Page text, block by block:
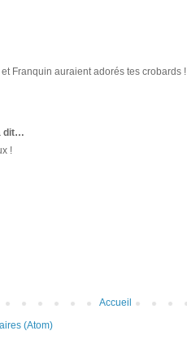
Franquin auraient adorés tes crobards !
dit…
!
Accueil
(Atom)